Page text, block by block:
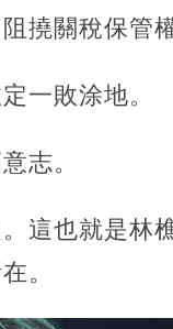
撓關稅保管
一敗涂地。
志。
這也就是林
。